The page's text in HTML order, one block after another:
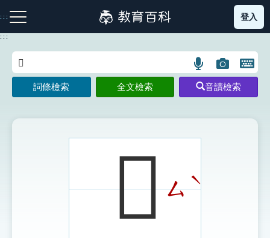
到
主
:::
注音索引圖示 筆畫索引圖示 部首索引表圖示
登入
:::
語
言
搜
示
圖
片
搜
開
鍵
圖
詞條檢索 全文檢索 音讀檢索
𦓵ㄙ ˋ